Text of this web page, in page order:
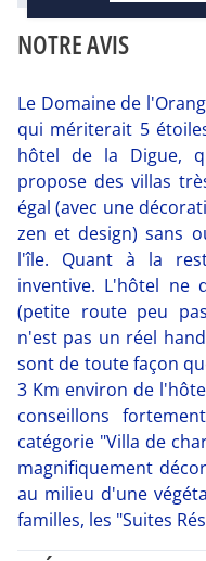
NOTRE AVIS
Le Domaine de
qui mériterait 5
hôtel de la Digue,
propose des villas
égal (avec une
zen et design) sans
l'île. Quant à la
inventive. L'hôtel ne
(petite route peu
n'est pas un réel
sont de toute façon
3 Km environ de
conseillons
catégorie "Villa de
magnifiquement
au milieu d'une
familles, les "Suites